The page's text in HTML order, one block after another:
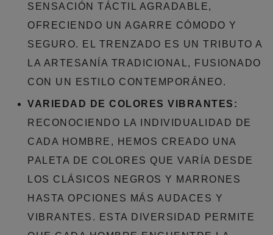
SENSACIÓN TÁCTIL AGRADABLE,
OFRECIENDO UN AGARRE CÓMODO Y
SEGURO. EL TRENZADO ES UN TRIBUTO A
LA ARTESANÍA TRADICIONAL, FUSIONADO
CON UN ESTILO CONTEMPORÁNEO.
VARIEDAD DE COLORES VIBRANTES:
RECONOCIENDO LA INDIVIDUALIDAD DE
CADA HOMBRE, HEMOS CREADO UNA
PALETA DE COLORES QUE VARÍA DESDE
LOS CLÁSICOS NEGROS Y MARRONES
HASTA OPCIONES MÁS AUDACES Y
VIBRANTES. ESTA DIVERSIDAD PERMITE